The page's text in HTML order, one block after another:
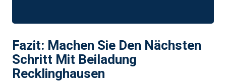
Fazit: Machen Sie Den Nächsten
Schritt Mit Beiladung
Recklinghausen